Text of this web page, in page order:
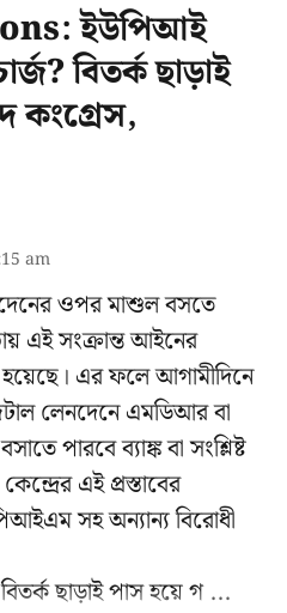
ইউপিআই
বিতর্ক ছাড়াই
কংগ্রেস,
am
ওপর মাশুল বসতে
এই সংক্রান্ত আইনের
এর ফলে আগামীদিনে
লেনদেনে এমডিআর বা
পারবে ব্যাঙ্ক বা সংশ্লিষ্ট
এই প্রস্তাবের
সহ অন্যান্য বিরোধী
ছাড়াই পাস হয়ে গ ...